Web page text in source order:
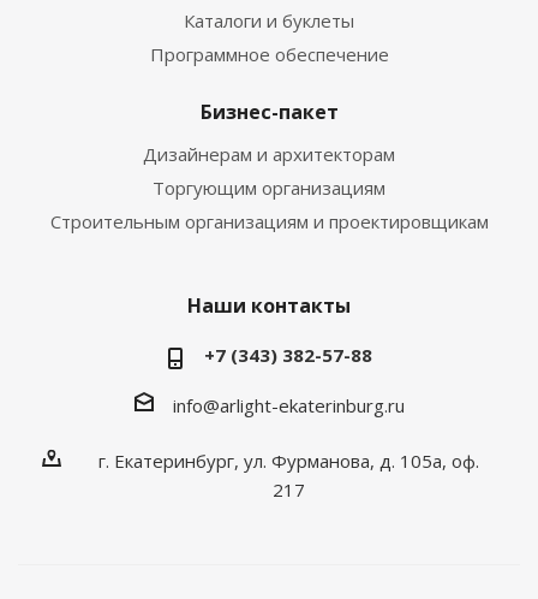
Каталоги и буклеты
Программное обеспечение
Бизнес-пакет
Дизайнерам и архитекторам
Торгующим организациям
Строительным организациям и проектировщикам
Наши контакты
+7 (343) 382-57-88
info@arlight-ekaterinburg.ru
г. Екатеринбург, ул. Фурманова, д. 105а, оф.
217